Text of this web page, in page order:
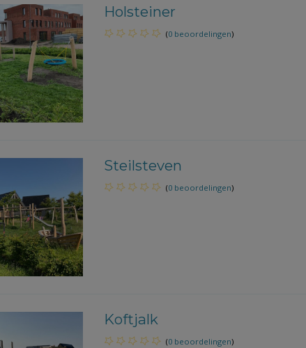
Holsteiner
(0 beoordelingen)
Steilsteven
(0 beoordelingen)
Koftjalk
(0 beoordelingen)